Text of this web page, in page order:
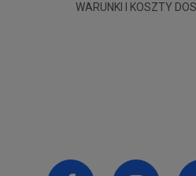
WARUNKI I KOSZTY